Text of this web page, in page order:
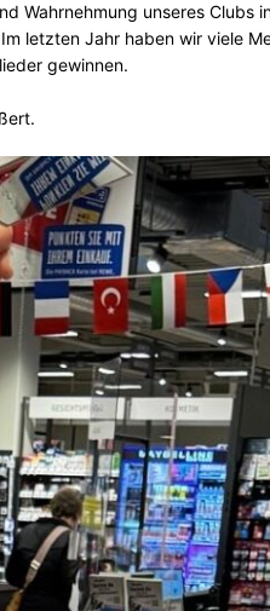
Wahrnehmung unseres Clubs
letzten Jahr haben wir viele
gewinnen.